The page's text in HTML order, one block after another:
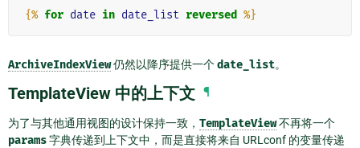
{% for date in date_list reversed %}
ArchiveIndexView仍然以降序提供一个date_list。
TemplateView 中的上下文 ¶
为了与其他通用视图的设计保持一致， TemplateView不再将一个
params字典传递到上下文中，而是直接将来自 URLconf 的变量传递